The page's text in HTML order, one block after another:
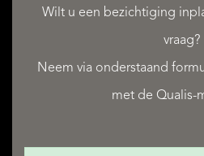
Wilt u een bezichtiging
vraag?
Neem via onderstaand
met de Qualis-